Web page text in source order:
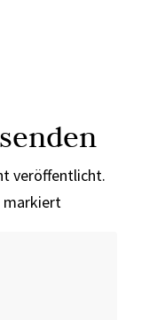
veröffentlicht.
markiert